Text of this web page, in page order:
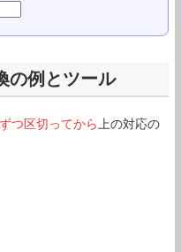
の例とツール
つ区切ってから 上の対応の